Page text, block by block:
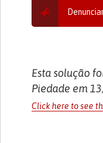
Esta solução
Piedade em
Click here to see